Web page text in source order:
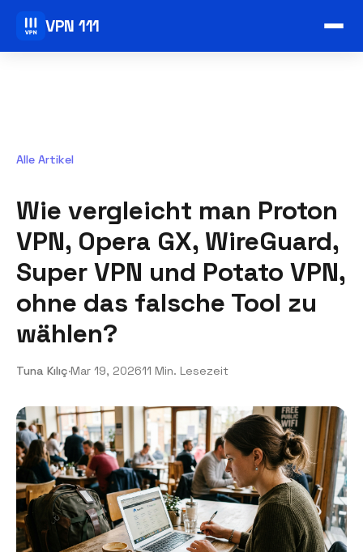
VPN 111
Alle Artikel
Wie vergleicht man Proton
VPN, Opera GX, WireGuard,
Super VPN und Potato VPN,
ohne das falsche Tool zu
wählen?
Tuna Kılıç·Mar 19, 202611 Min. Lesezeit